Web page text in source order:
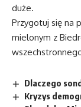
duże.
Przygotuj się na
mielonym z
Dlaczego
Kryzys